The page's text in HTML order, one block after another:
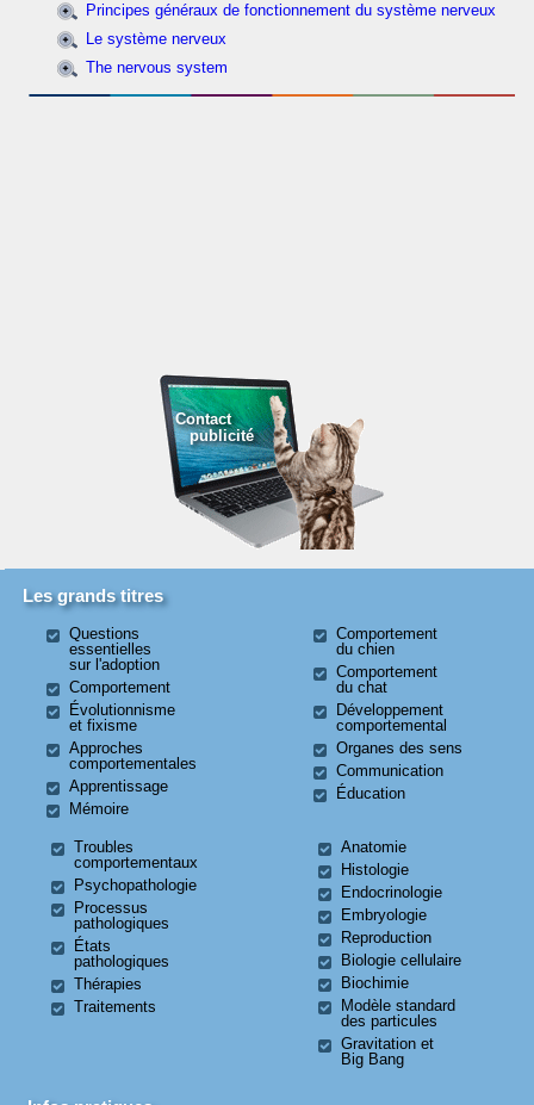
Principes généraux de fonctionnement du système nerveux
Le système nerveux
The nervous system
Contact
publicité
Les grands titres
Questions
essentielles
sur l'adoption
Comportement
Évolutionnisme
et fixisme
Approches
comportementales
Apprentissage
Mémoire
Comportement
du chien
Comportement
du chat
Développement
comportemental
Organes des sens
Communication
Éducation
Troubles
comportementaux
Psychopathologie
Processus
pathologiques
États
pathologiques
Thérapies
Traitements
Anatomie
Histologie
Endocrinologie
Embryologie
Reproduction
Biologie cellulaire
Biochimie
Modèle standard
des particules
Gravitation et
Big Bang